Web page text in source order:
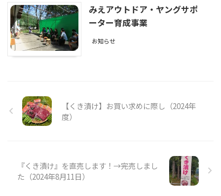
みえアウトドア・ヤングサポ
ーター育成事業
お知らせ
【くき漬け】お買い求めに際し（2024年
度）
『くき漬け』を直売します！→完売しまし
た（2024年8月11日）